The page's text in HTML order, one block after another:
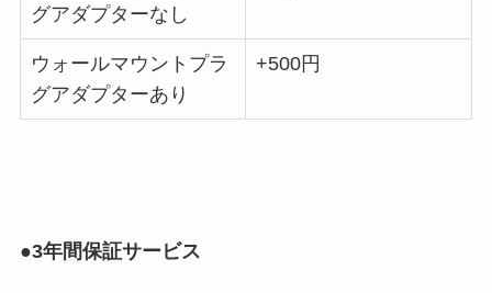
グアダプターなし
ウォールマウントプラ
グアダプターあり
+500円
●3年間保証サービス